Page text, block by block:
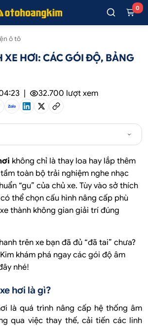
0
ô tô
HƠI: CÁC GÓI ĐỘ, BẢNG
32.700 lượt xem
không chỉ là thay loa hay lắp thêm
toàn bộ trải nghiệm nghe nhạc
“gu” của chủ xe. Tùy vào sở thích
thể chọn cấu hình nâng cấp phù
thành không gian giải trí đúng
trên xe bạn đã đủ “đã tai” chưa?
khám phá ngay các gói độ âm
nhé!
hơi là gì?
là quá trình nâng cấp hệ thống âm
qua việc thay thế, cải tiến các linh